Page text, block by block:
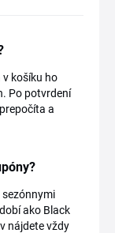
košíku ho
Po potvrdení
a
sezónnymi
ako Black
nájdete vždy